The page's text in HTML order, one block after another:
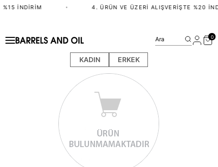
İNDIRIM • 4. ÜRÜN VE ÜZERI ALIŞVERIŞTE %20
KADIN ERKEK
Ara 0